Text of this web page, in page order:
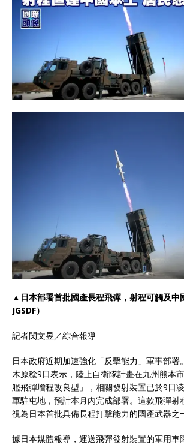
▲日本部署首批國產長程飛彈，射程可觸及中
JGSDF）
記者閔文昱／綜合報導
日本政府近期加速強化「反擊能力」軍事部署
木原稔9日表示，陸上自衛隊計畫在九州熊本
艦飛彈增程改良型」，相關發射裝置已於9日
軍駐屯地，預計本月內完成部署。這款飛彈射
視為日本首批具備長程打擊能力的國產武器之
據日本媒體報導，運送飛彈發射裝置的軍用車